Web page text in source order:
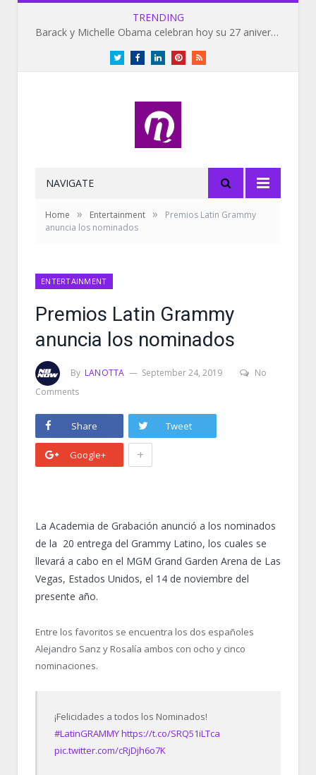
TRENDING
Barack y Michelle Obama celebran hoy su 27 aniversario de bodas
TwitterFacebookLinkedInPinterestRSS
NAVIGATE
Home » Entertainment »
Premios Latin Grammy
anuncia los nominados
ENTERTAINMENT
Premios Latin Grammy
anuncia los nominados
By LANOTTA September 24, 2019
No
Comments
Share Tweet
Google+ +
La Academia de Grabación anunció a los nominados
de la 20 entrega del Grammy Latino, los cuales se
llevará a cabo en el MGM Grand Garden Arena de Las
Vegas, Estados Unidos, el 14 de noviembre del
presente año.
Entre los favoritos se encuentra los dos españoles
Alejandro Sanz y Rosalía ambos con ocho y cinco
nominaciones.
¡Felicidades a todos los Nominados!
#LatinGRAMMYhttps://t.co/SRQ51iLTca
pic.twitter.com/cRjDjh6o7K